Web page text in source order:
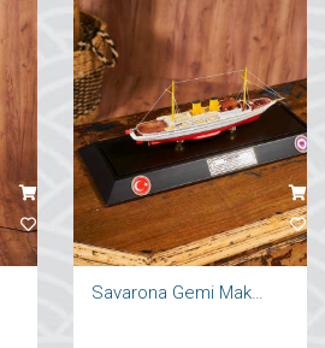
Savarona Gemi Maketi